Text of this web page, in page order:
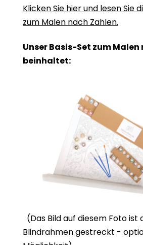
Klicken Sie hier und lesen Sie
zum Malen nach Zahlen.
Unser Basis-Set zum Malen
beinhaltet:
(Das Bild auf diesem Foto ist
Blindrahmen gestreckt -